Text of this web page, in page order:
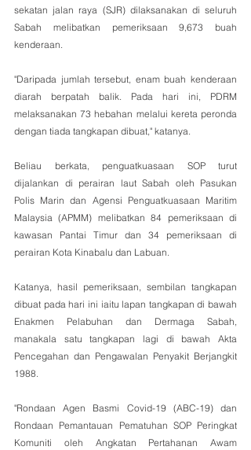
sekatan jalan raya (SJR) dilaksanakan di seluruh
Sabah melibatkan pemeriksaan 9,673 buah
kenderaan.
"Daripada jumlah tersebut, enam buah kenderaan
diarah berpatah balik. Pada hari ini, PDRM
melaksanakan 73 hebahan melalui kereta peronda
dengan tiada tangkapan dibuat," katanya.
Beliau berkata, penguatkuasaan SOP turut
dijalankan di perairan laut Sabah oleh Pasukan
Polis Marin dan Agensi Penguatkuasaan Maritim
Malaysia (APMM) melibatkan 84 pemeriksaan di
kawasan Pantai Timur dan 34 pemeriksaan di
perairan Kota Kinabalu dan Labuan.
Katanya, hasil pemeriksaan, sembilan tangkapan
dibuat pada hari ini iaitu lapan tangkapan di bawah
Enakmen Pelabuhan dan Dermaga Sabah,
manakala satu tangkapan lagi di bawah Akta
Pencegahan dan Pengawalan Penyakit Berjangkit
1988.
"Rondaan Agen Basmi Covid-19 (ABC-19) dan
Rondaan Pemantauan Pematuhan SOP Peringkat
Komuniti oleh Angkatan Pertahanan Awam